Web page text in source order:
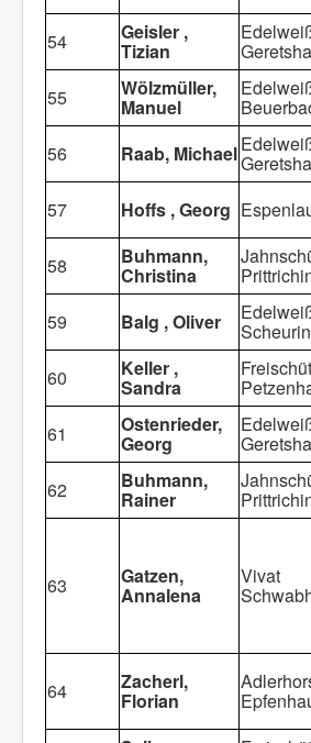
54 Geisler ,
Tizian
55 Wölzmüller,
Manuel
56 Raab, Michael
57 Hoffs , Georg
58 Buhmann,
Christina
59 Balg , Oliver
60 Keller ,
Sandra
61 Ostenrieder,
Georg
62 Buhmann,
Rainer
63 Gatzen,
Annalena
Vivat
64 Zacherl,
Florian